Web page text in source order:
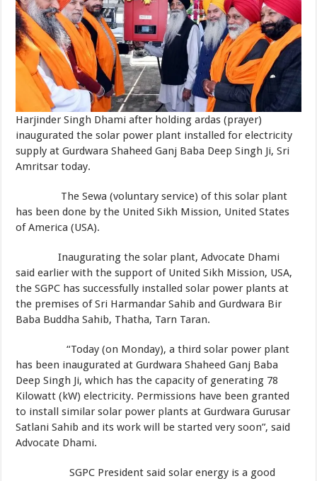
Harjinder Singh Dhami after holding ardas (prayer)
inaugurated the solar power plant installed for electricity
supply at Gurdwara Shaheed Ganj Baba Deep Singh Ji, Sri
Amritsar today.
The Sewa (voluntary service) of this solar plant
has been done by the United Sikh Mission, United States
of America (USA).
Inaugurating the solar plant, Advocate Dhami
said earlier with the support of United Sikh Mission, USA,
the SGPC has successfully installed solar power plants at
the premises of Sri Harmandar Sahib and Gurdwara Bir
Baba Buddha Sahib, Thatha, Tarn Taran.
“Today (on Monday), a third solar power plant
has been inaugurated at Gurdwara Shaheed Ganj Baba
Deep Singh Ji, which has the capacity of generating 78
Kilowatt (kW) electricity. Permissions have been granted
to install similar solar power plants at Gurdwara Gurusar
Satlani Sahib and its work will be started very soon”, said
Advocate Dhami.
SGPC President said solar energy is a good